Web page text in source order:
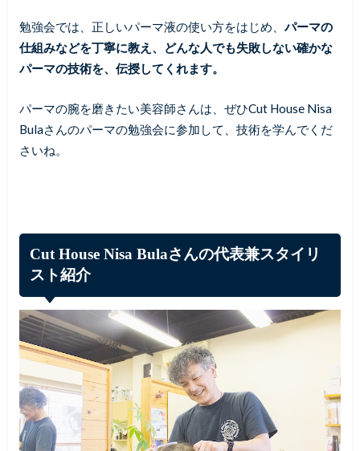
勉強会では、正しいパーマ液の使い方をはじめ、 パーマの
仕組みなどを丁寧に教え、どんな人でも失敗しない確かな
パーマの技術を、伝授してくれます。
パーマの腕を磨きたい美容師さんは、ぜひCut House Nisa
Bulaさんのパーマの勉強会に参加して、技術を学んでくだ
さいね。
Cut House Nisa Bulaさんの代表兼スタイリ
スト紹介